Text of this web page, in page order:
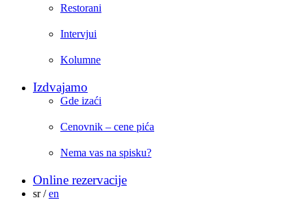
Restorani
Intervjui
Kolumne
Izdvajamo
Gde izaći
Cenovnik – cene pića
Nema vas na spisku?
Online rezervacije
sr / en